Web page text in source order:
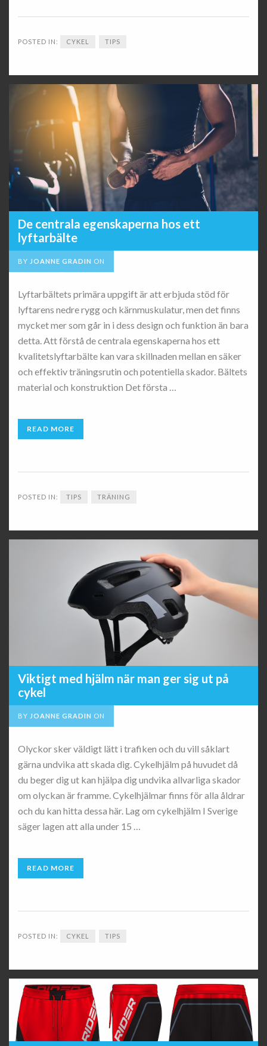
POSTED IN: CYKEL TIPS
De centrala egenskaperna hos ett
lyftarbälte
BY JOANNE GRADIN ON
Lyftarbältets primära uppgift är att erbjuda stöd för
lyftarens nedre rygg och kärnmuskulatur, men det finns
mycket mer som går in i dess design och funktion än bara
detta. Att förstå de centrala egenskaperna hos ett
kvalitetslyftarbälte kan vara skillnaden mellan en säker
och effektiv träningsrutin och potentiella skador. Bältets
material och konstruktion Det första …
READ MORE
POSTED IN: TIPS TRÄNING
Viktigt med hjälm när man ger sig ut på
cykel
BY JOANNE GRADIN ON
Olyckor sker väldigt lätt i trafiken och du vill såklart
gärna undvika att skada dig. Cykelhjälm på huvudet då
du beger dig ut kan hjälpa dig undvika allvarliga skador
om olyckan är framme. Cykelhjälmar finns för alla åldrar
och du kan hitta dessa här. Lag om cykelhjälm I Sverige
säger lagen att alla under 15 …
READ MORE
POSTED IN: CYKEL TIPS